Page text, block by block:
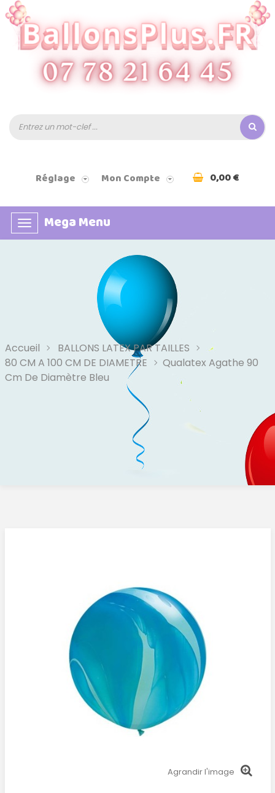
Réglage Mon Compte 0,00 €
Basculer
la
Mega Menu
Accueil
BALLONS LATEX PAR TAILLES
80 CM A 100 CM DE DIAMETRE
Qualatex Agathe 90
Cm De Diamètre Bleu
Agrandir l'image